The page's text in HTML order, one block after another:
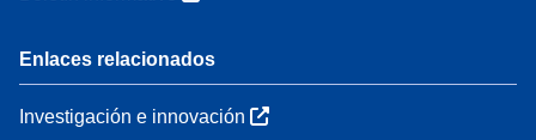
Enlaces relacionados
Investigación e innovación